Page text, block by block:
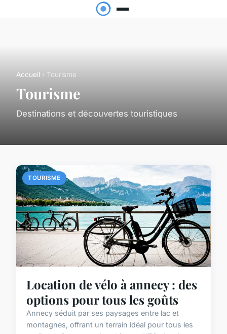
Accueil › Tourisme
Tourisme
Destinations et découvertes touristiques
TOURISME
Location de vélo à annecy : des
options pour tous les goûts
Annecy séduit par ses paysages entre lac et
montagnes, offrant un terrain idéal pour tous les